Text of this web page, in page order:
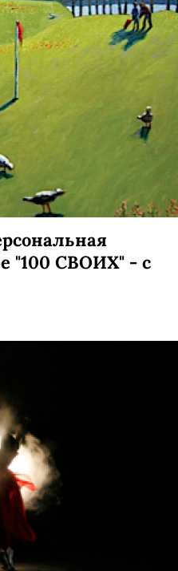
"100 СВОИХ" - с